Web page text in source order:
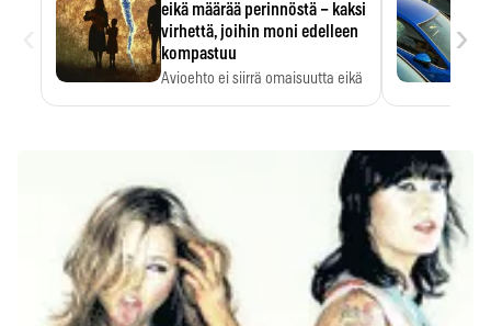
eikä määrää perinnöstä – kaksi
virhettä, joihin moni edelleen
kompastuu
Avioehto ei siirrä omaisuutta eikä
›